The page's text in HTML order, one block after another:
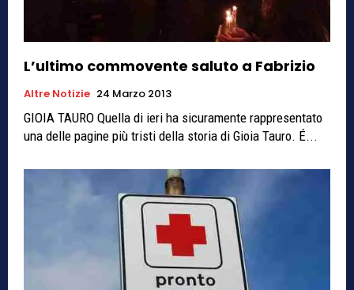
L’ultimo commovente saluto a Fabrizio
Altre Notizie 24 Marzo 2013
GIOIA TAURO Quella di ieri ha sicuramente rappresentato
una delle pagine più tristi della storia di Gioia Tauro. É...